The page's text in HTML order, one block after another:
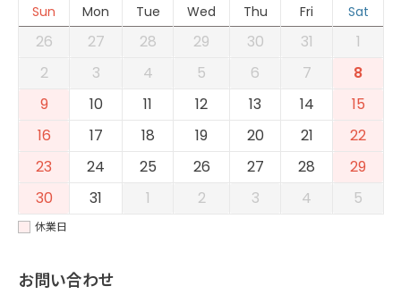
Sun
Mon Tue Wed Thu Fri Sat
26 27 28 29 30 31
1
2
3 4 5 6 7
8
9
10 11 12 13 14
15
16
17 18 19 20 21
22
23
24 25 26 27 28
29
30
31 1 2 3 4 5
休業日
お問い合わせ